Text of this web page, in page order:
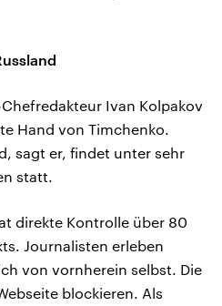
Ivan Kolpakov
Hand von Timchenko.
sagt er, findet unter sehr
statt.
direkte Kontrolle über 80
Journalisten erleben
von vornherein selbst. Die
blockieren. Als